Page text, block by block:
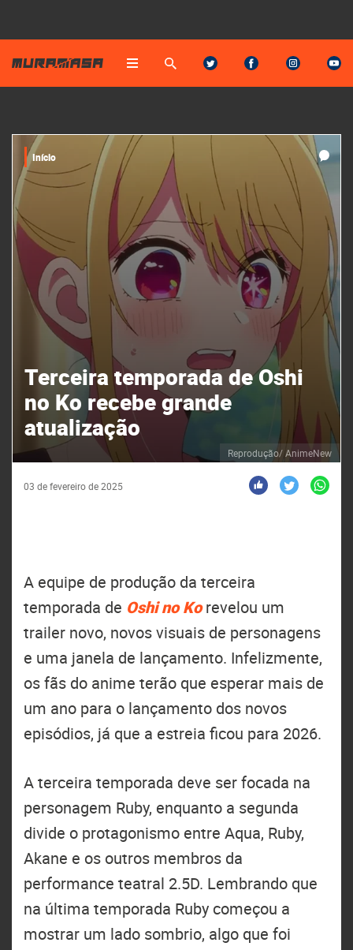
Reprodução/ AnimeNew
Início
Terceira temporada de Oshi
no Ko recebe grande
atualização
03 de fevereiro de 2025
A equipe de produção da terceira
temporada de Oshi no Korevelou um
trailer novo, novos visuais de personagens
e uma janela de lançamento. Infelizmente,
os fãs do anime terão que esperar mais de
um ano para o lançamento dos novos
episódios, já que a estreia ficou para 2026.
A terceira temporada deve ser focada na
personagem Ruby, enquanto a segunda
divide o protagonismo entre Aqua, Ruby,
Akane e os outros membros da
performance teatral 2.5D. Lembrando que
na última temporada Ruby começou a
mostrar um lado sombrio, algo que foi